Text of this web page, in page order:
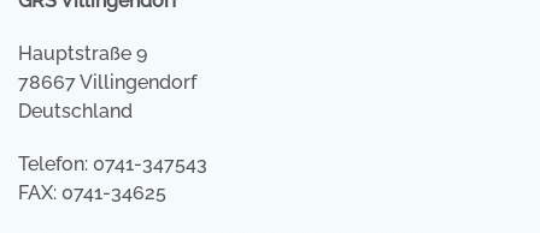
Hauptstraße 9
78667 Villingendorf
Deutschland
Telefon: 0741-347543
FAX: 0741-34625